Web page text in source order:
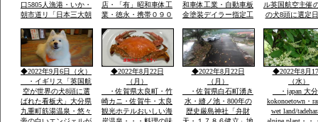
口5805人漁港・いか・
朝市道リ「日本三大朝
よ映画寅次郎子守歌撮
影場所・綱引き・近く
に名護屋城・豊臣秀
吉・１００名城選定・
柱状節理玄武岩
店・「有」昭和車体工
業・徳永・携帯０９０
８・展示場に軽・普・
大型車にキヤンパー商
品実装展示アルミハシ
ゴで登り見て・広さ寝
てみてOK
和車体工業・自動車板
金塗装デイラー指定工
普・大型車実車・テン
ト実商品大展示展示場
有・説明等あれば?携
帯090-2086-2858・徳
永
ル英国航空主催
の犬8頭に選定
選定・日本政府
ロンドン事務所
で通知・日本語
世界の8頭が大
誕生です
◆2022年9月6日（火）
・イギリス「英国航
空が世界の犬8頭に選
ばれた看板犬」大分県
九重町筋湯温泉・悠々
◆2022年8月22日
（月）
・佐賀県太良町・竹
崎カニ・佐賀牛・太良
観光ホテルおいしい海
◆2022年8月22日
（月）
・佐賀県白石町湧き
水・縫ノ池・800年の
歴史厳島神社「弁財
◆2022年8月
（水）
・japan 大
kokonoetown・
wet land/